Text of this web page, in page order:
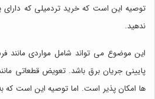
توصیه این است که خرید تردمیلی که
ندهید.
این موضوع می تواند شامل مواردی مانند
پایینی جریان برق باشد. تعویض قطعاتی
ها امکان پذیر است. اما توصیه این است